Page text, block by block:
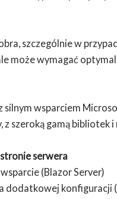
szczególnie w
może wymagać
silnym wsparciem
z szeroką gamą bibliotek i
serwera
(Blazor Server)
dodatkowej konfiguracji